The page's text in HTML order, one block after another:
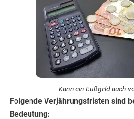
Kann ein Bußgeld auch
Folgende Verjährungsfristen sind
Bedeutung: